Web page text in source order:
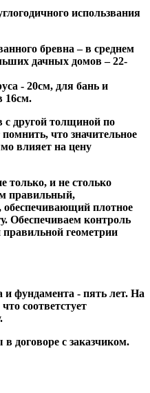
использвания
бревна – в среднем
дачных домов – 22-
- 20см, для бань и
16см.
с другой толщиной по
что значительное
влияет на цену
только, и не столько
правильный,
плотное
Обеспечиваем контроль
геометрии
и фундамента - пять лет. На
соответстует
договоре с заказчиком.